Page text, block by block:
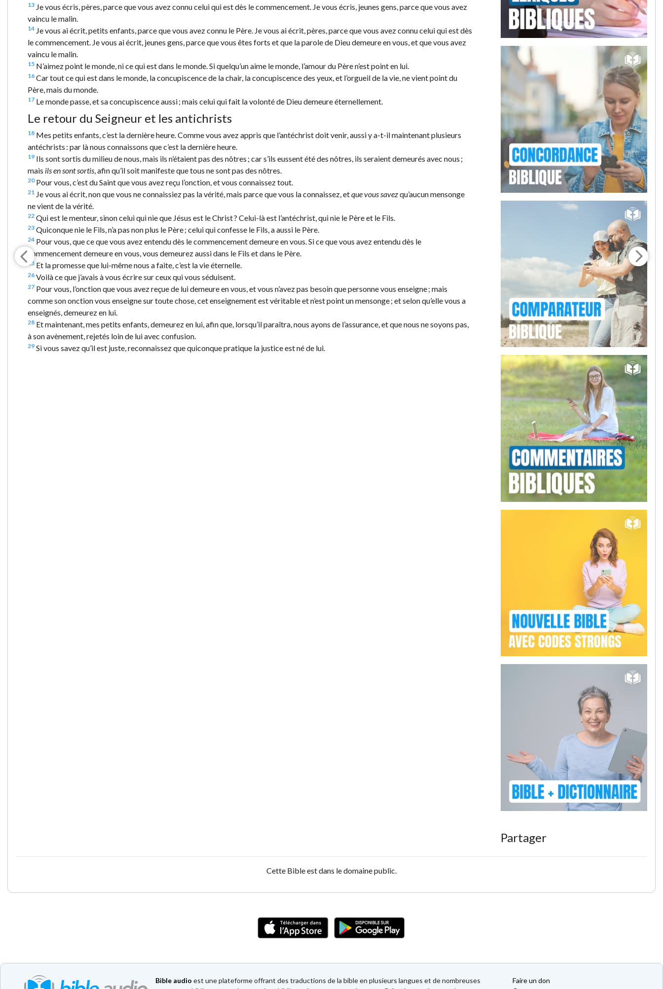
13 Je vous écris, pères, parce que vous avez connu celui qui est dès le commencement. Je vous écris, jeunes gens, parce que vous avez
vaincu le malin.
14 Je vous ai écrit, petits enfants, parce que vous avez connu le Père. Je vous ai écrit, pères, parce que vous avez connu celui qui est dès
le commencement. Je vous ai écrit, jeunes gens, parce que vous êtes forts et que la parole de Dieu demeure en vous, et que vous avez
vaincu le malin.
15 N’aimez point le monde, ni ce qui est dans le monde. Si quelqu’un aime le monde, l’amour du Père n’est point en lui.
16 Car tout ce qui est dans le monde, la concupiscence de la chair, la concupiscence des yeux, et l’orgueil de la vie, ne vient point du
Père, mais du monde.
17 Le monde passe, et sa concupiscence aussi ; mais celui qui fait la volonté de Dieu demeure éternellement.
Le retour du Seigneur et les antichrists
18 Mes petits enfants, c’est la dernière heure. Comme vous avez appris que l’antéchrist doit venir, aussi y a-t-il maintenant plusieurs
antéchrists : par là nous connaissons que c’est la dernière heure.
19 Ils sont sortis du milieu de nous, mais ils n’étaient pas des nôtres ; car s’ils eussent été des nôtres, ils seraient demeurés avec nous ;
mais ils en sont sortis , afin qu’il soit manifeste que tous ne sont pas des nôtres.
20Pour vous, c’est du Saint que vous avez reçu l’onction, et vous connaissez tout.
21 Je vous ai écrit, non que vous ne connaissiez pas la vérité, mais parce que vous la connaissez, etque vous savezqu’aucun mensonge
ne vient de la vérité.
22 Qui est le menteur, sinon celui qui nie que Jésus est le Christ ? Celui-là est l’antéchrist, qui nie le Père et le Fils.
23 Quiconque nie le Fils, n’a pas non plus le Père ; celui qui confesse le Fils, a aussi le Père.
24 Pour vous, que ce que vous avez entendu dès le commencement demeure en vous. Si ce que vous avez entendu dès le
commencement demeure en vous, vous demeurez aussi dans le Fils et dans le Père.
25 Et la promesse que lui-même nous a faite, c’est la vie éternelle.
26 Voilà ce que j’avais à vous écrire sur ceux qui vous séduisent.
27 Pour vous, l’onction que vous avez reçue de lui demeure en vous, et vous n’avez pas besoin que personne vous enseigne ; mais
comme son onction vous enseigne sur toute chose, cet enseignement est véritable et n’est point un mensonge ; et selon qu’elle vous a
enseignés, demeurez en lui.
28 Et maintenant, mes petits enfants, demeurez en lui, afin que, lorsqu’il paraîtra, nous ayons de l’assurance, et que nous ne soyons pas,
à son avènement, rejetés loin de lui avec confusion.
29 Si vous savez qu’il est juste, reconnaissez que quiconque pratique la justice est né de lui.
Partager
Cette Bible est dans le domaine public.
Bible audio est une plateforme offrant des traductions de la bible en plusieurs langues et de nombreuses
Faire un don